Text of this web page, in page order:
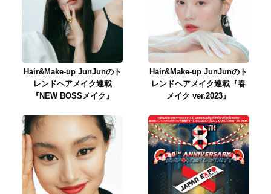
Hair&Make-up JunJunのト
レンドヘアメイク連載
『NEW BOSSメイク』
Hair&Make-up JunJunのト
レンドヘアメイク連載『春
メイク ver.2023』